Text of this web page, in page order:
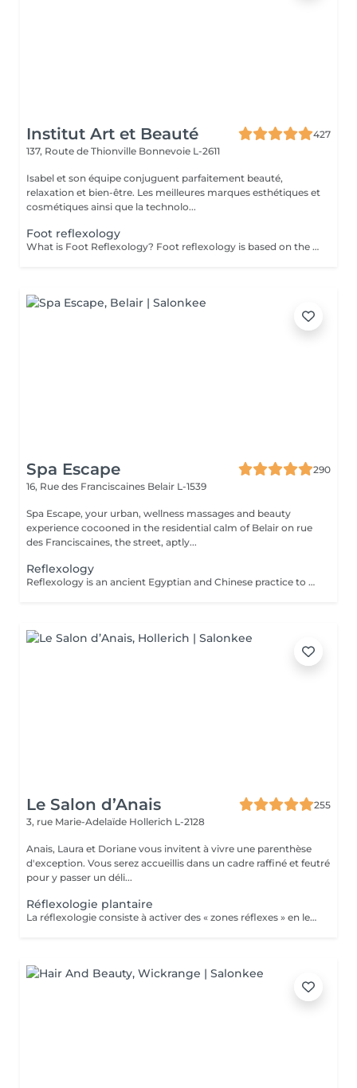
Institut Art et Beauté
427
137, Route de Thionville Bonnevoie L-2611
Isabel et son équipe conjuguent parfaitement beauté,
relaxation et bien-être. Les meilleures marques esthétiques et
cosmétiques ainsi que la technolo...
Foot reflexology
What is Foot Reflexology? Foot reflexology is based on the principle that the feet are a miniature representation of the human body. Each nerve ending corresponds to an organ or a part of the body. When an organ is not functioning properly, the flow of vital energy is obstructed, which is reflected and felt in the feet. Objectives of Foot Reflexology The goal of reflexology is to stimulate the body's self-regulation capabilities. Dynamic pressure applied to a specific area (reflex zone) induces a therapeutic effect on the corresponding organ. Therapeutic Indications Reflexology is recommended for functional disorders such as: Stress management Back pain Digestive issues Migraines Sleep disorders Sinusitis Menstrual pain Urinary disorders Joint pain Benefits of Foot Reflexology By working on reflex points, reflexology can: Restore energy flow Improve energy circulation and release energy throughout the body Enhance blood circulation Restore proper functioning of organs, the nervous system, and glands Rebalance the sympathetic and parasympathetic nervous systems Provide physical and psychological relaxation
Spa Escape
290
16, Rue des Franciscaines Belair L-1539
Spa Escape, your urban, wellness massages and beauty
experience cocooned in the residential calm of Belair on rue
des Franciscaines, the street, aptly...
Reflexology
Reflexology is an ancient Egyptian and Chinese practice to stimulate or calm the functions of all systems of the human body. With this touch therapy of the feet (plantar) on the reflex zones, toxins are released and the body starts to heal itself by creating harmony and equilibrium and calm.
Le Salon d’Anais
255
3, rue Marie-Adelaïde Hollerich L-2128
Anais, Laura et Doriane vous invitent à vivre une parenthèse
d'exception. Vous serez accueillis dans un cadre raffiné et feutré
pour y passer un déli...
Réflexologie plantaire
La réflexologie consiste à activer des « zones réflexes » en les massant du bout du doigt. Afin de soulager des douleurs à distance et rééquilibrer diverses fonctions vitales. Dans le cas de la réflexologie plantaire, ces fameuses zones sont situées au niveau des pieds. Les réflexologues considèrent qu'elles sont toutes associées à un organe, une partie du corps ou encore à une glande précise. La carte de réflexologie plantaire est vraiment très détaillée !